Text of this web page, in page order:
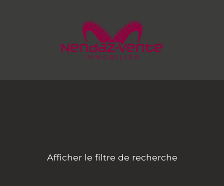
Afficher le filtre de recherche